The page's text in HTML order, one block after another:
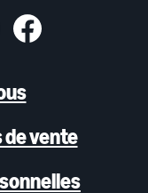
vente